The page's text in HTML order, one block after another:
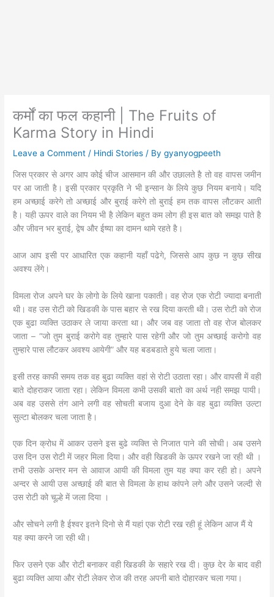
कर्मों का फल कहानी | The Fruits of
Karma Story in Hindi
Leave a Comment / Hindi Stories / Bygyanyogpeeth
जिस प्रकार से अगर आप कोई चीज आसमान की और उछालते है तो वह वापस जमीन
पर आ जाती है। इसी प्रकार प्रकृति ने भी इन्सान के लिये कुछ नियम बनाये। यदि
हम अच्छाई करेगे तो अच्छाई और बुराई करेगे तो बुराई हम तक वापस लौटकर आती
है। यही ऊपर वाले का नियम भी है लेकिन बहुत कम लोग ही इस बात को समझ पाते है
और जीवन भर बुराई, द्वेष और ईष्या का दामन थामे रहते है।
आज आप इसी पर आधारित एक कहानी यहाँ पढेगे, जिससे आप कुछ न कुछ सीख
अवश्य लेंगे।
विमला रोज अपने घर के लोगो के लिये खाना पकाती। वह रोज एक रोटी ज्यादा बनाती
थी। वह उस रोटी को खिडकी के पास बहार से रख दिया करती थी। उस रोटी को रोज
एक बुढा व्यक्ति उठाकर ले जाया करता था। और जब वह जाता तो वह रोज बोलकर
जाता – “जो तुम बुराई करोगे वह तुम्हारे पास रहेगी और जो तुम अच्छाई करोगो वह
तुम्हारे पास लौटकर अवश्य आयेगी” और यह बडबडाते हुये चला जाता।
इसी तरह काफी समय तक वह बुढा व्यक्ति वहां से रोटी उठाता रहा। और वापसी में वही
बाते दोहराकर जाता रहा। लेकिन विमला कभी उसकी बातो का अर्थ नही समझ पायी।
अब वह उससे तंग आने लगी वह सोचती बजाय दुआ देने के वह बुढा व्यक्ति उल्टा
सुल्टा बोलकर चला जाता है।
एक दिन क्रोध में आकर उसने इस बुढे व्यक्ति से निजात पाने की सोची। अब उसने
उस दिन उस रोटी में जहर मिला दिया। और वही खिडकी के ऊपर रखने जा रही थी ।
तभी उसके अन्तर मन से आवाज आयी की विमला तुम यह क्या कर रही हो। अपने
अन्दर से आयी उस अच्छाई की बात से विमला के हाथ कांपने लगे और उसने जल्दी से
उस रोटी को चूल्हे में जला दिया ।
और सोचने लगी है ईश्वर इतने दिनो से मैं यहां एक रोटी रख रही हूं लेकिन आज मैं ये
यह क्या करने जा रही थी।
फिर उसने एक और रोटी बनाकर वही खिडकी के सहारे रख दी। कुछ देर के बाद वही
बुढा व्यक्ति आया और रोटी लेकर रोज की तरह अपनी बाते दोहारकर चला गया।